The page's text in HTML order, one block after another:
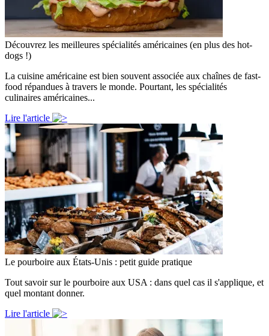
Découvrez les meilleures spécialités américaines (en plus des hot-
dogs !)
La cuisine américaine est bien souvent associée aux chaînes de fast-
food répandues à travers le monde. Pourtant, les spécialités
culinaires américaines...
Lire l'article
Le pourboire aux États-Unis : petit guide pratique
Tout savoir sur le pourboire aux USA : dans quel cas il s'applique, et
quel montant donner.
Lire l'article